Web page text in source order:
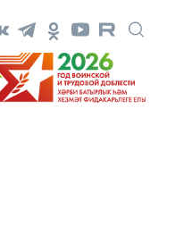
Поколение будущего